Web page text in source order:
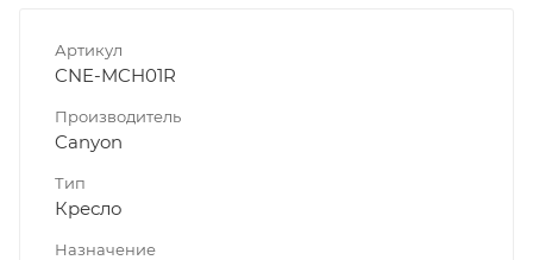
Артикул
CNE-MCH01R
Производитель
Canyon
Тип
Кресло
Назначение